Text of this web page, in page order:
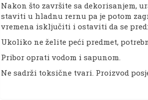
Nakon što završite sa dekorisanjem,
staviti u hladnu rernu pa je potom
vremena isključiti i ostaviti da se
Ukoliko ne želite peći predmet,
Pribor oprati vodom i sapunom.
Ne sadrži toksične tvari. Proizvod